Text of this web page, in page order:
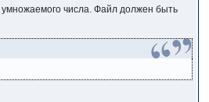
умножаемого числа. Файл должен быть